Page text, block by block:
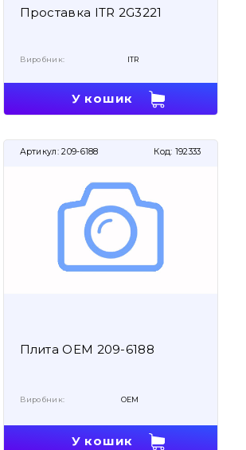
Проставка ITR 2G3221
Виробник: ITR
У кошик
Артикул: 209-6188 Код: 192333
Плита OEM 209-6188
Виробник: OEM
У кошик